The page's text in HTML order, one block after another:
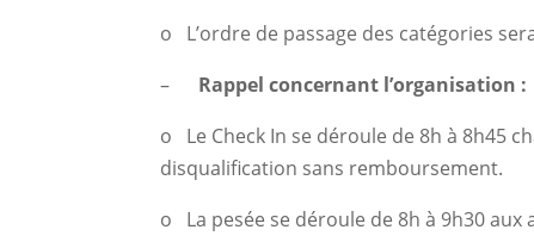
o L’ordre de passage des catégories
– Rappel concernant l’organisation :
o Le Check In se déroule de 8h à 8h45
disqualification sans remboursement.
o La pesée se déroule de 8h à 9h30